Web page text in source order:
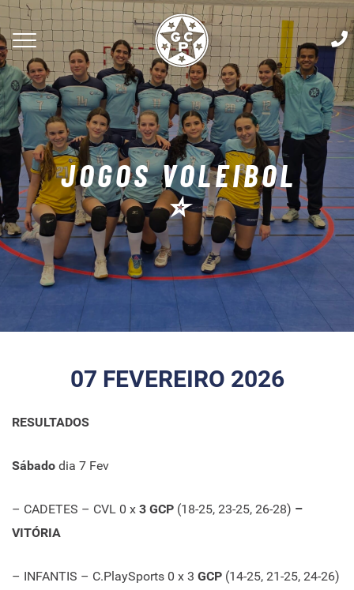
JOGOS VOLEIBOL
⭐
07 FEVEREIRO 2026
RESULTADOS
Sábado dia 7 Fev
– CADETES – CVL 0 x 3 GCP (18-25, 23-25, 26-28) –
VITÓRIA
– INFANTIS – C.PlaySports 0 x 3 GCP (14-25, 21-25, 24-26)